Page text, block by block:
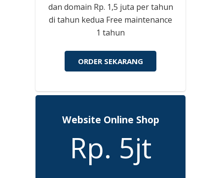
dan domain Rp. 1,5 juta per tahun
di tahun kedua Free maintenance
1 tahun
ORDER SEKARANG
Website Online Shop
Rp. 5jt